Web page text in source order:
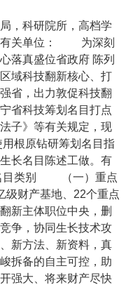
，科研院所，高档学
关单位：
为深刻
落真盛位省政府 陈列
域科技翻新核心、打
省，出力敦促科技翻
省科技筹划名目打点
子》等有关规定，现
根原钻研筹划名目指
长名目陈述工做。有
类别
（一）重点
级财产基地、22个重点
新主体职位中央，删
争，协同生长技术攻
新方法、新资料，真
拆备的自主可控，助
强大、将来财产尽快